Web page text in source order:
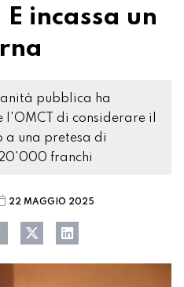
incassa un
pubblica ha
l'OMCT di considerare il
a una pretesa di
franchi
22 MAGGIO 2025